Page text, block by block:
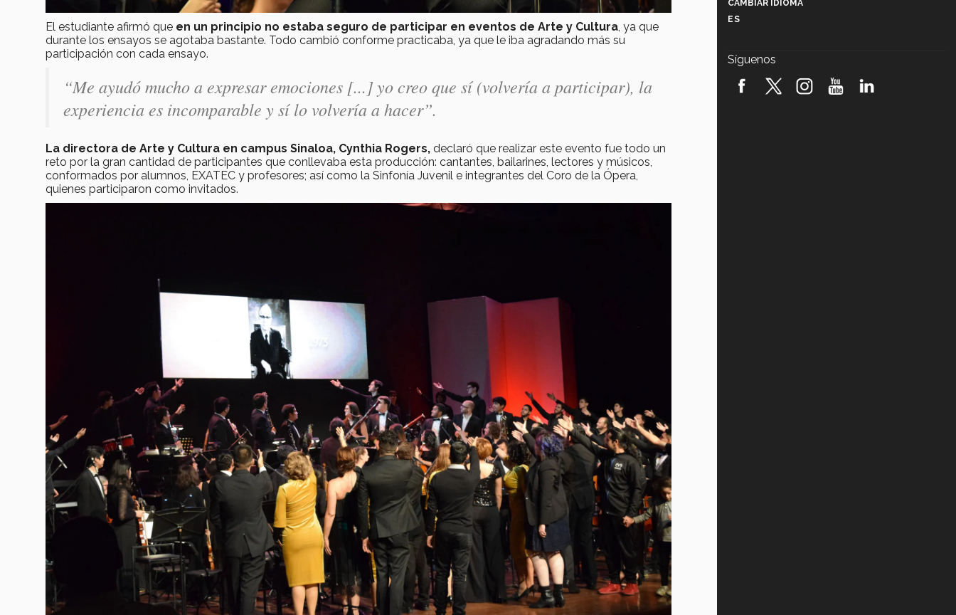
El estudiante afirmó que en un principio no estaba seguro de participar en eventos de Arte y Cultura, ya que
durante los ensayos se agotaba bastante. Todo cambió conforme practicaba, ya que le iba agradando más su
participación con cada ensayo.
“Me ayudó mucho a expresar emociones [...] yo creo que sí (volvería a participar), la
experiencia es incomparable y sí lo volvería a hacer”.
La directora de Arte y Cultura en campus Sinaloa, Cynthia Rogers, declaró que realizar este evento fue todo un
reto por la gran cantidad de participantes que conllevaba esta producción: cantantes, bailarines, lectores y músicos,
conformados por alumnos, EXATEC y profesores; así como la Sinfonía Juvenil e integrantes del Coro de la Ópera,
quienes participaron como invitados.
robótica FIRST 2026! (video)
CAMBIAR IDIOMA
ES
Síguenos